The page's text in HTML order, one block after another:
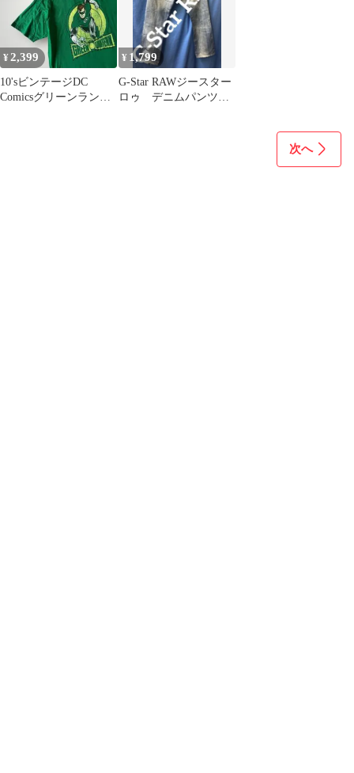
¥2,399
10'sビンテージDC
Comicsグリーンランタ
¥ 1,799
G-Star RAWジースター
ロゥ デニムパンツ
次へ